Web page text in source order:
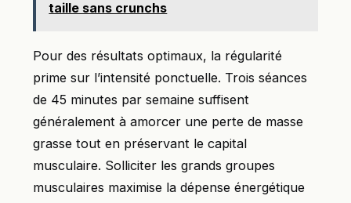
taille sans crunchs
Pour des résultats optimaux, la régularité
prime sur l’intensité ponctuelle. Trois séances
de 45 minutes par semaine suffisent
généralement à amorcer une perte de masse
grasse tout en préservant le capital
musculaire. Solliciter les grands groupes
musculaires maximise la dépense énergétique